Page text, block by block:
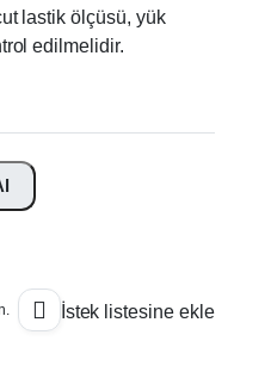
lastik ölçüsü, yük
edilmelidir.
İstek listesine ekle